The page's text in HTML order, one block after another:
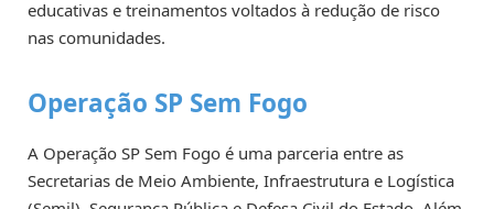
educativas e treinamentos voltados à redução de risco
nas comunidades.
Operação SP Sem Fogo
A Operação SP Sem Fogo é uma parceria entre as
Secretarias de Meio Ambiente, Infraestrutura e Logística